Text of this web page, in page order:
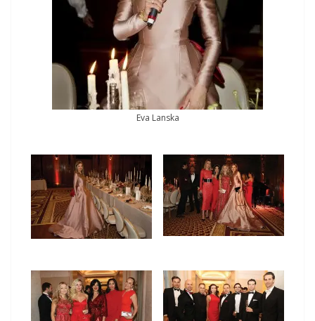
Eva Lanska